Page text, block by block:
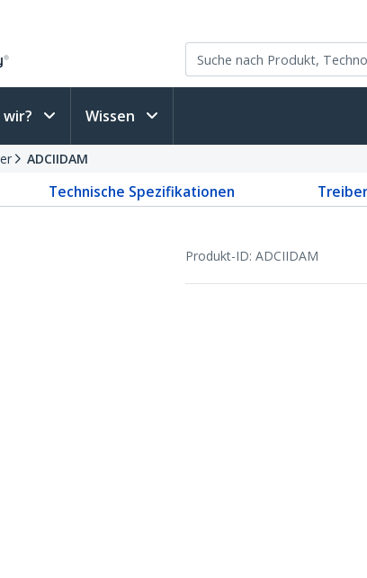
Wissen
ADCIIDAM
Technische Spezifikationen
Produkt-ID: ADCIIDAM